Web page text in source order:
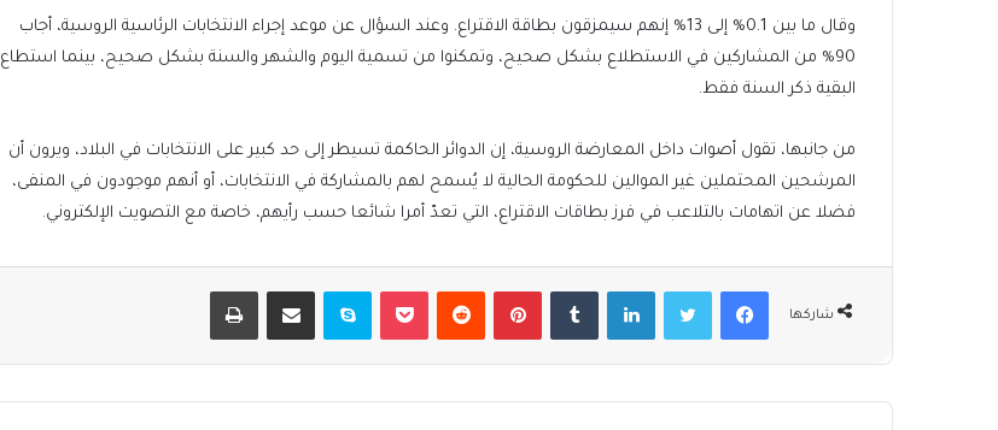
وقال ما بين 0.1% إلى 13% إنهم سيمزقون بطاقة الاقتراع. وعند السؤال عن موعد إجراء الانتخابات الرئاسية الروسية، أجاب
90% من المشاركين في الاستطلاع بشكل صحيح، وتمكنوا من تسمية اليوم والشهر والسنة بشكل صحيح، بينما استطاع
البقية ذكر السنة فقط.
من جانبها، تقول أصوات داخل المعارضة الروسية، إن الدوائر الحاكمة تسيطر إلى حد كبير على الانتخابات في البلاد، ويرون أن
المرشحين المحتملين غير الموالين للحكومة الحالية لا يُسمح لهم بالمشاركة في الانتخابات، أو أنهم موجودون في المنفى،
فضلا عن اتهامات بالتلاعب في فرز بطاقات الاقتراع، التي تعدّ أمرا شائعا حسب رأيهم، خاصة مع التصويت الإلكتروني.
شاركها
فيسبوكتويتر لينكدإن بينتيريست بوكيت سكايب مشاركة عبر البريد طباعة